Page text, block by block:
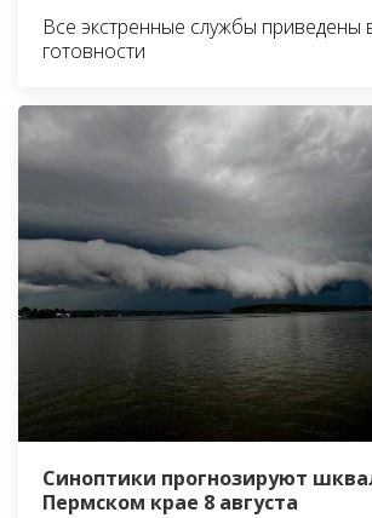
Все экстренные службы приведены
готовности
Синоптики прогнозируют
Пермском крае 8 августа